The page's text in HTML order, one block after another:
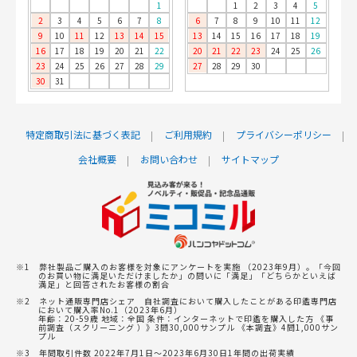
1
2
3 4 5 6 7
8
9
10 11 12 13 14
15
16
17 18 19 20 21
22
23
24 25 26 27 28
29
30
31
1 2 3 4
5
6
7 8 9 10 11
12
13
14 15 16 17 18
19
20
21 22 23 24 25
26
27
28 29 30
特定商取引法に基づく表記 ご利用規約
プライバシーポリシー
会社概要
お問い合わせ サイトマップ
※1 弊社製品ご購入のお客様を対象にアンケートを実施 （2023年9月）。「今回
のお買い物に満足いただけましたか」の問いに「満足」「どちらかといえば
満足」と回答されたお客様の割合
※2 ネット通販専門店シェア 自社調査において購入したことがある印鑑専門店
において購入率No.1（2023年6月）
年齢：20-59歳 地域：全国 条件：インターネットで印鑑を購入した方 《事
前調査（スクリーニング ）》3問30,000サンプル 《本調査》4問1,000サン
プル
※3 年間取引件数 2022年7月1日～2023年6月30日1年間の出荷実績